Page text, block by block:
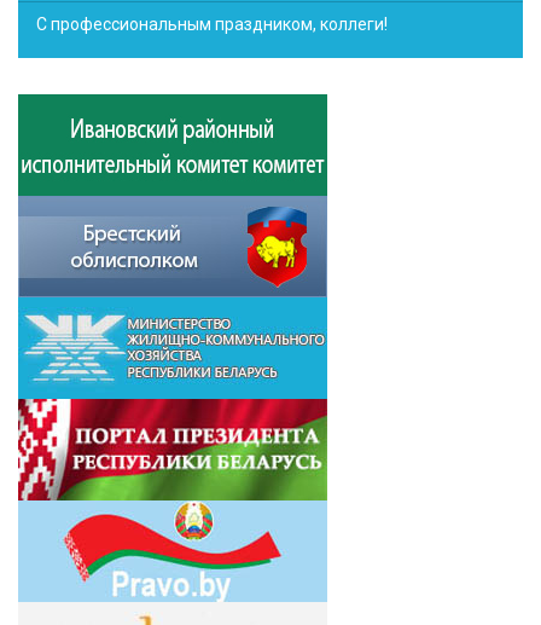
С профессиональным праздником, коллеги!